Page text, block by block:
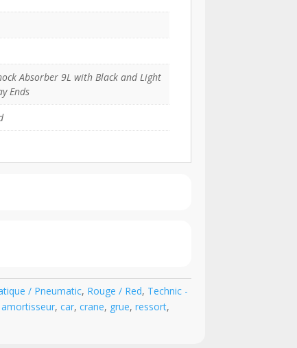
Absorber 9L with Black and Light
Ends
/ Pneumatic, Rouge / Red, Technic -
amortisseur, car, crane, grue, ressort,